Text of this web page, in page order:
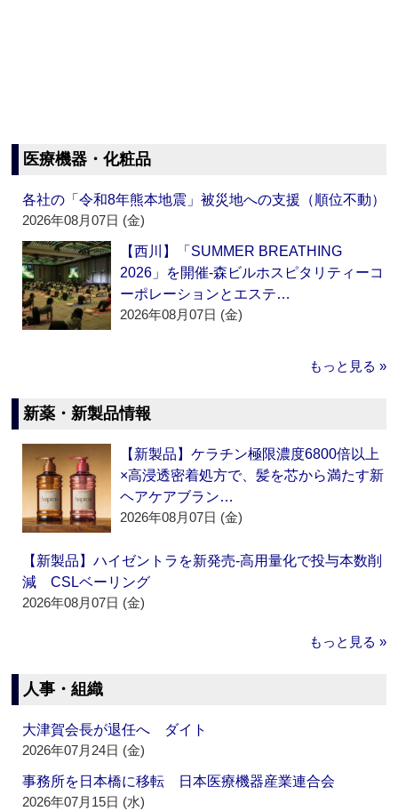
医療機器・化粧品
各社の「令和8年熊本地震」被災地への支援（順位不動）
2026年08月07日 (金)
【西川】「SUMMER BREATHING
2026」を開催‐森ビルホスピタリティーコ
ーポレーションとエステ…
2026年08月07日 (金)
もっと見る »
新薬・新製品情報
【新製品】ケラチン極限濃度6800倍以上
×高浸透密着処方で、髪を芯から満たす新
ヘアケアブラン…
2026年08月07日 (金)
【新製品】ハイゼントラを新発売‐高用量化で投与本数削
減 CSLベーリング
2026年08月07日 (金)
もっと見る »
人事・組織
大津賀会長が退任へ ダイト
2026年07月24日 (金)
事務所を日本橋に移転 日本医療機器産業連合会
2026年07月15日 (水)